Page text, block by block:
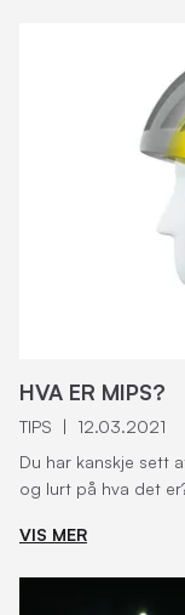
HVA ER MIPS?
TIPS |
12.03.2021
Du har kanskje sett
og lurt på hva det
VIS MER